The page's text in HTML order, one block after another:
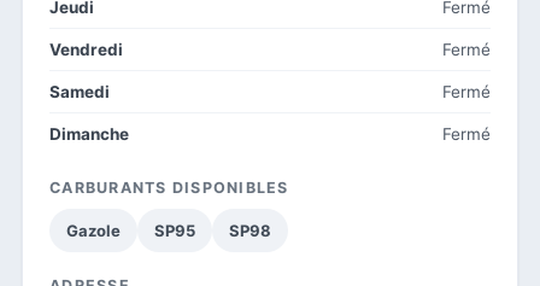
Jeudi Fermé
Vendredi Fermé
Samedi Fermé
Dimanche Fermé
CARBURANTS DISPONIBLES
Gazole SP95 SP98